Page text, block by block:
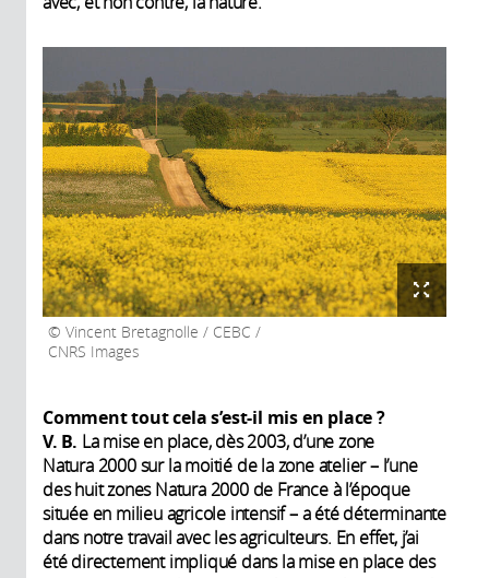
Vincent Bretagnolle / CEBC /
CNRS Images
Comment tout cela s’est-il mis en place ?
V. B. La mise en place, dès 2003, d’une zone
Natura 2000 sur la moitié de la zone atelier – l’une
des huit zones Natura 2000 de France à l’époque
située en milieu agricole intensif – a été déterminante
dans notre travail avec les agriculteurs. En effet, j’ai
été directement impliqué dans la mise en place des